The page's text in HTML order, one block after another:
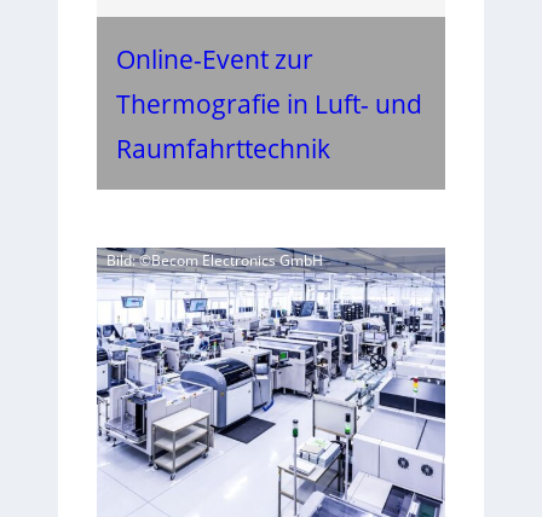
Online-Event zur
Thermografie in Luft- und
Raumfahrttechnik
Bild: ©Becom Electronics GmbH